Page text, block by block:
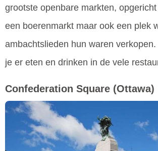
grootste openbare markten,
een boerenmarkt maar ook een plek
ambachtslieden hun waren
je er eten en drinken in de vele
Confederation Square (Ottawa)